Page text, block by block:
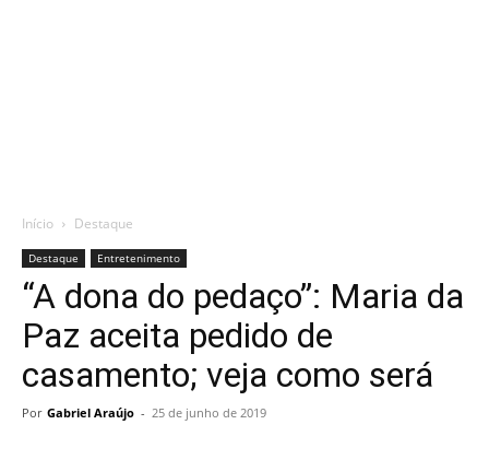
Início Destaque
Destaque Entretenimento
“A dona do pedaço”: Maria da
Paz aceita pedido de
casamento; veja como será
Por Gabriel Araújo - 25 de junho de 2019